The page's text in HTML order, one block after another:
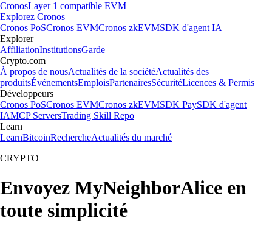
CronosLayer 1 compatible EVM
Explorez Cronos
Cronos PoSCronos EVMCronos zkEVMSDK d'agent IA
Explorer
AffiliationInstitutionsGarde
Crypto.com
À propos de nousActualités de la sociétéActualités des
produitsÉvénementsEmploisPartenairesSécuritéLicences & Permis
Développeurs
Cronos PoSCronos EVMCronos zkEVMSDK PaySDK d'agent
IAMCP ServersTrading Skill Repo
Learn
LearnBitcoinRechercheActualités du marché
CRYPTO
Envoyez MyNeighborAlice en
toute simplicité